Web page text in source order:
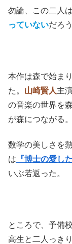
勿論、この二人は
っていないだろ
本作は森で始ま
た。 山崎賢人主
の音楽の世界を
が森につながる。
数学の美しさを
は 『博士の愛し
いぶ若返った。
ところで、予備
高生と二人っき